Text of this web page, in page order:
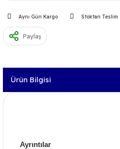
Aynı Gün Kargo Stoktan Teslim
Paylaş
Ürün Bilgisi
Ayrıntılar